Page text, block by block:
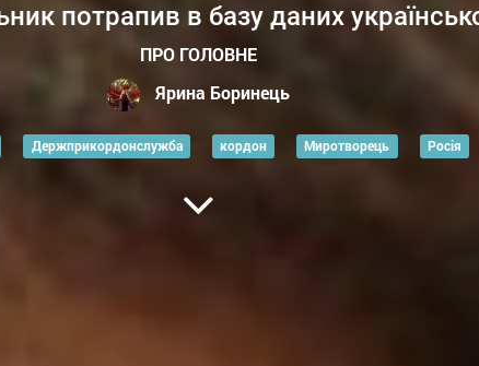
потрапив в базу даних
ПРО ГОЛОВНЕ
Ярина Боринець
Держприкордонслужба кордон Миротворець Росія